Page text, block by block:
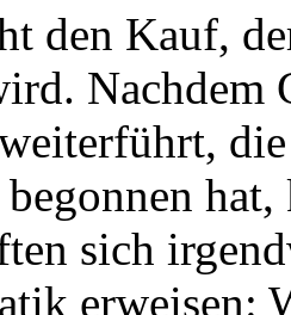
den Kauf,
Nachdem
sich
erweisen: